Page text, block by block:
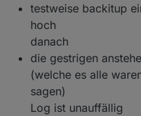
testweise backitup
hoch
danach
die gestrigen
(welche es alle
sagen)
Log ist unauffällig